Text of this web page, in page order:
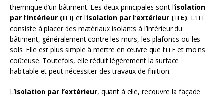
thermique d’un bâtiment. Les deux principales sont l’isolation
par l’intérieur (ITI) et l’isolation par l’extérieur (ITE). L’ITI
consiste à placer des matériaux isolants à l’intérieur du
bâtiment, généralement contre les murs, les plafonds ou les
sols. Elle est plus simple à mettre en œuvre que l’ITE et moins
coûteuse. Toutefois, elle réduit légèrement la surface
habitable et peut nécessiter des travaux de finition.
L’isolation par l’extérieur, quant à elle, recouvre la façade